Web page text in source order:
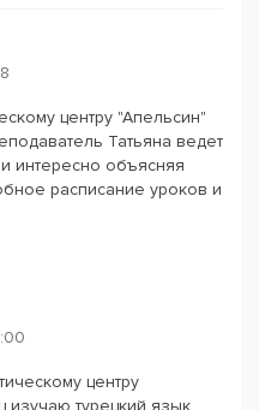
центру "Апельсин"
Татьяна ведет
интересно объясняя
расписание уроков и
центру
изучаю турецкий язык.